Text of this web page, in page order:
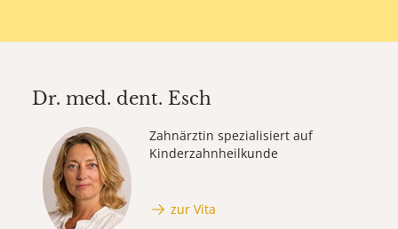
Dr. med. dent. Esch
Zahnärztin spezialisiert auf
Kinderzahnheilkunde
zur Vita